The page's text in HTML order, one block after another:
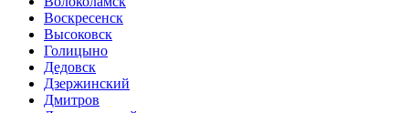
Воскресенск
Высоковск
Голицыно
Дедовск
Дзержинский
Дмитров